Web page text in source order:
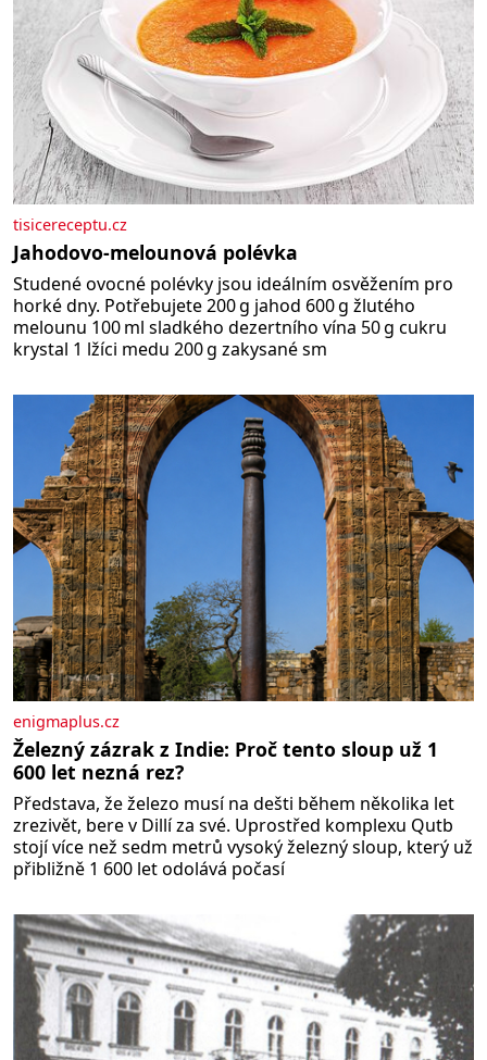
tisicereceptu.cz
Jahodovo-melounová polévka
Studené ovocné polévky jsou ideálním osvěžením pro
horké dny. Potřebujete 200 g jahod 600 g žlutého
melounu 100 ml sladkého dezertního vína 50 g cukru
krystal 1 lžíci medu 200 g zakysané sm
enigmaplus.cz
Železný zázrak z Indie: Proč tento sloup už 1
600 let nezná rez?
Představa, že železo musí na dešti během několika let
zrezivět, bere v Dillí za své. Uprostřed komplexu Qutb
stojí více než sedm metrů vysoký železný sloup, který už
přibližně 1 600 let odolává počasí